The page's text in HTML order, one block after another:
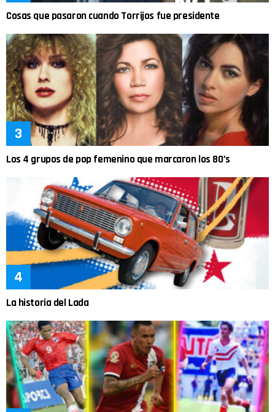
Cosas que pasaron cuando Torrijos fue presidente
Los 4 grupos de pop femenino que marcaron los 80’s
La historia del Lada